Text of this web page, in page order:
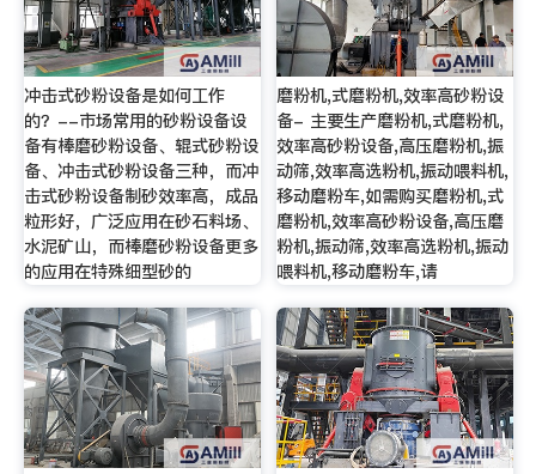
冲击式砂粉设备是如何工作
的？--市场常用的砂粉设备设
备有棒磨砂粉设备、辊式砂粉设
备、冲击式砂粉设备三种，而冲
击式砂粉设备制砂效率高，成品
粒形好，广泛应用在砂石料场、
水泥矿山，而棒磨砂粉设备更多
的应用在特殊细型砂的
磨粉机,式磨粉机,效率高砂粉设
备- 主要生产磨粉机,式磨粉机,
效率高砂粉设备,高压磨粉机,振
动筛,效率高选粉机,振动喂料机,
移动磨粉车,如需购买磨粉机,式
磨粉机,效率高砂粉设备,高压磨
粉机,振动筛,效率高选粉机,振动
喂料机,移动磨粉车,请